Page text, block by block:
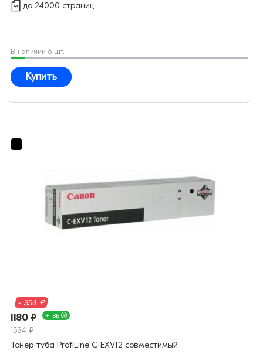
до 24000 страниц
В наличии 6 шт.
Купить
- 354 ₽
1180 ₽ + 18Б
1534 ₽
Тонер-туба ProfiLine C-EXV12 совместимый